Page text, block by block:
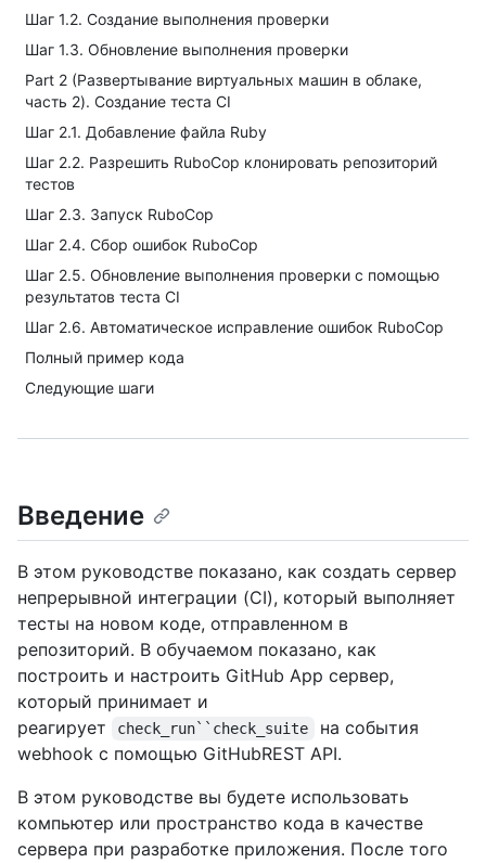
Шаг 1.2. Создание выполнения проверки
Шаг 1.3. Обновление выполнения проверки
Part 2 (Развертывание виртуальных машин в облаке,
часть 2). Создание теста CI
Шаг 2.1. Добавление файла Ruby
Шаг 2.2. Разрешить RuboCop клонировать репозиторий
тестов
Шаг 2.3. Запуск RuboCop
Шаг 2.4. Сбор ошибок RuboCop
Шаг 2.5. Обновление выполнения проверки с помощью
результатов теста CI
Шаг 2.6. Автоматическое исправление ошибок RuboCop
Полный пример кода
Следующие шаги
Введение
В этом руководстве показано, как создать сервер
непрерывной интеграции (CI), который выполняет
тесты на новом коде, отправленном в
репозиторий. В обучаемом показано, как
построить и настроить GitHub App сервер,
который принимает и
реагирует
check_run``check_suite
на события
webhook с помощью GitHubREST API.
В этом руководстве вы будете использовать
компьютер или пространство кода в качестве
сервера при разработке приложения. После того